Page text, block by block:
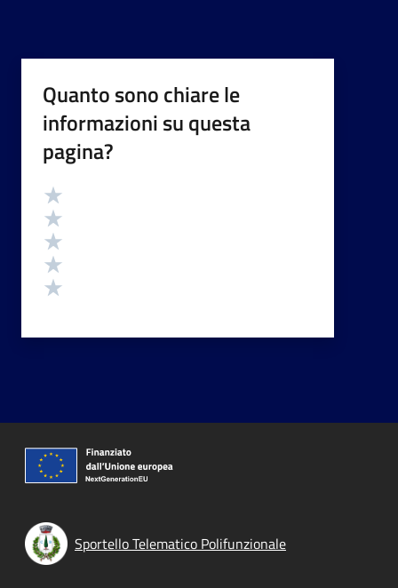
Quanto sono chiare le
informazioni su questa
pagina?
Valutazione
Sportello Telematico Polifunzionale